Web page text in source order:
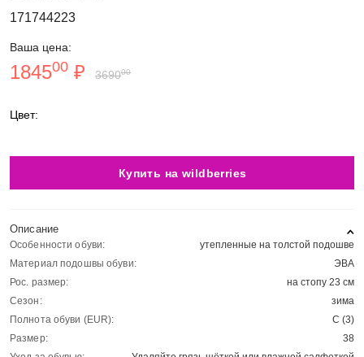
171744223
Ваша цена:
184500 ₽ 369000
Цвет:
Купить на wildberries
Описание
Особенности обуви:
утепленные на толстой подошве
Материал подошвы обуви:
ЭВА
Рос. размер:
на стопу 23 см
Сезон:
зима
Полнота обуви (EUR):
С (3)
Размер:
38